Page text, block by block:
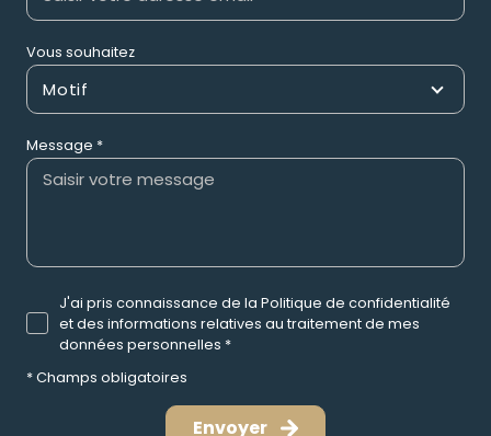
Vous souhaitez
Motif
Message *
J'ai pris connaissance de la Politique de confidentialité
et des informations relatives au traitement de mes
données personnelles *
* Champs obligatoires
Envoyer